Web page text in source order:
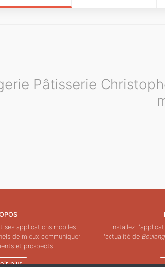
Pâtisserie
ses applications mobiles
de mieux communiquer
et prospects.
plus
Installez
l'actualité de